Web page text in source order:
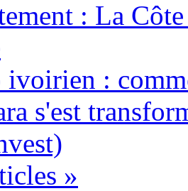
: La
ivoirien :
s'est
»